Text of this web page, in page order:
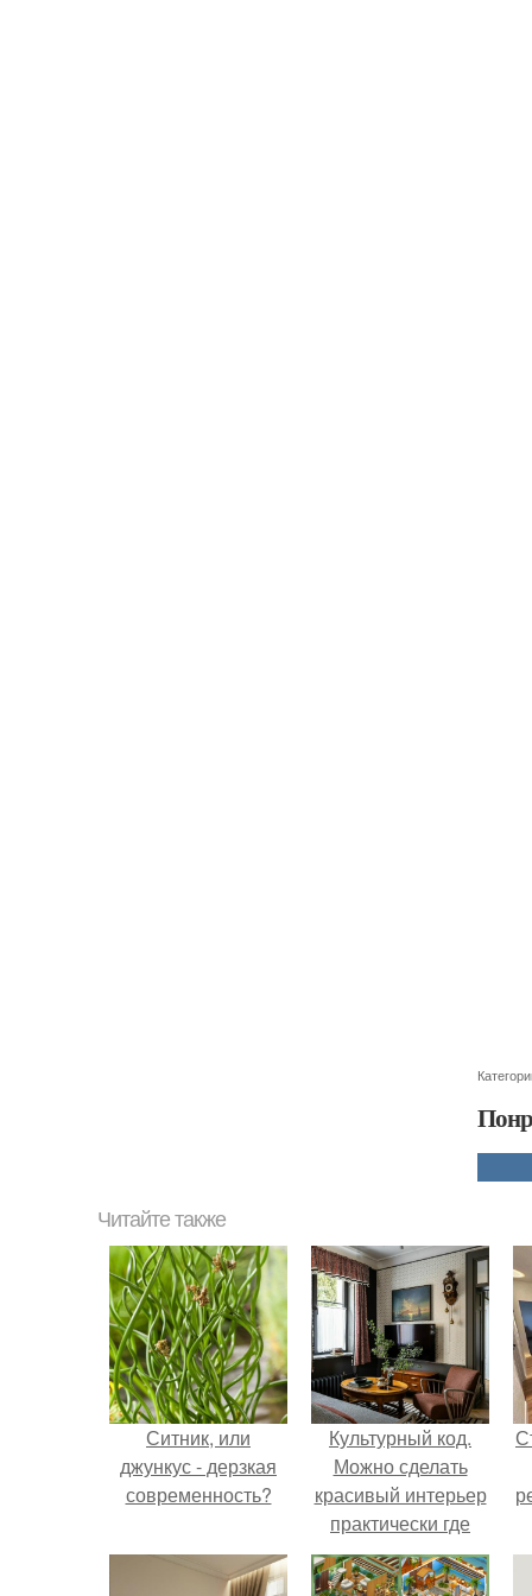
Читайте также
Ситник, или
джункус - дерзкая
современность?
Культурный код.
Можно сделать
красивый интерьер
практически где
угодно.